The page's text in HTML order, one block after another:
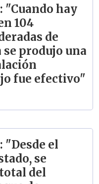
"Cuando hay
104
de
produjo una
fue efectivo"
"Desde el
se
del